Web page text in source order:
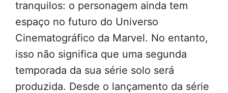
tranquilos: o personagem ainda tem
espaço no futuro do Universo
Cinematográfico da Marvel. No entanto,
isso não significa que uma segunda
temporada da sua série solo será
produzida. Desde o lançamento da série